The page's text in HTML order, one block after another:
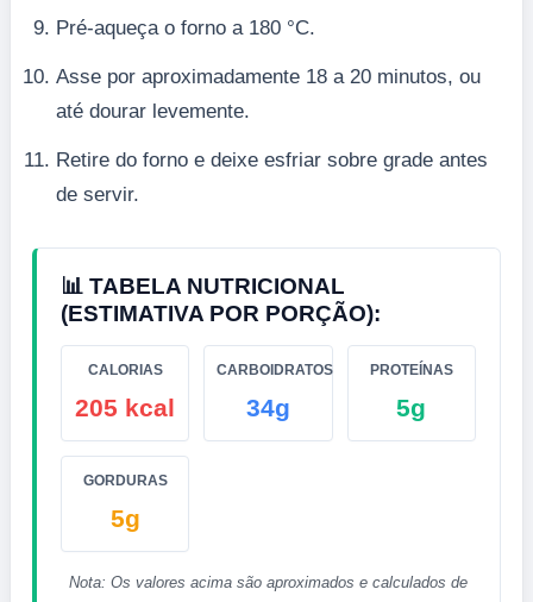
Pré-aqueça o forno a 180 °C.
Asse por aproximadamente 18 a 20 minutos, ou
até dourar levemente.
Retire do forno e deixe esfriar sobre grade antes
de servir.
📊 TABELA NUTRICIONAL
(ESTIMATIVA POR PORÇÃO):
CALORIAS
205 kcal
CARBOIDRATOS
34g
PROTEÍNAS
5g
GORDURAS
5g
Nota: Os valores acima são aproximados e calculados de